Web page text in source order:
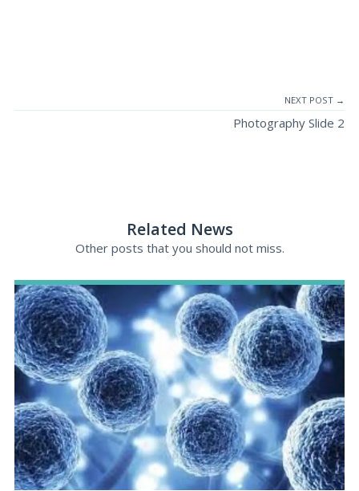
NEXT POST →
Photography Slide 2
Related News
Other posts that you should not miss.